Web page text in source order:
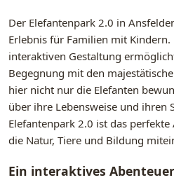
Der Elefantenpark 2.0 in
Erlebnis für Familien mit
interaktiven Gestaltung
Begegnung mit den
hier nicht nur die Elefanten
über ihre Lebensweise und ihren
Elefantenpark 2.0 ist das
die Natur, Tiere und Bildung
Ein interaktives